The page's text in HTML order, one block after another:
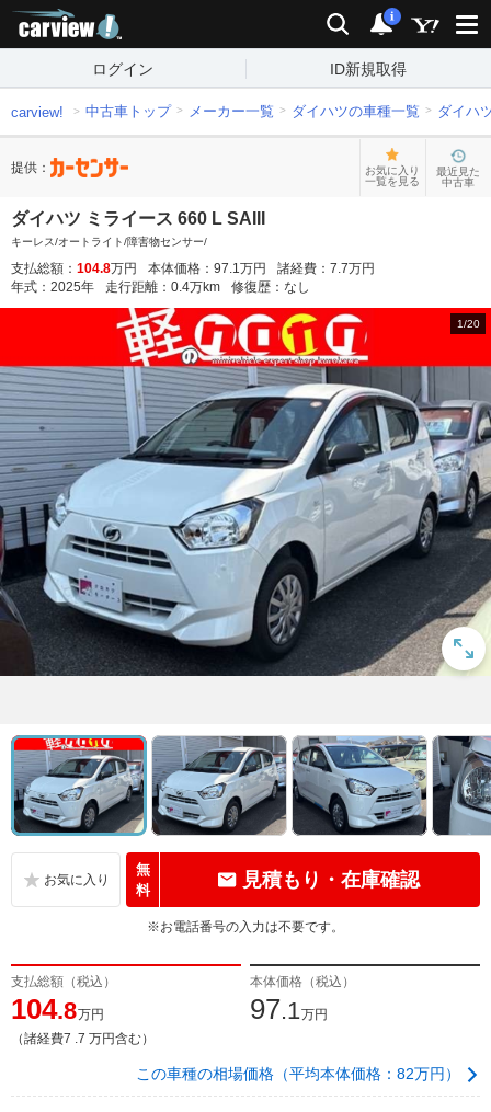
検索 通知
i
ログイン ID新規取得
carview! 中古車トップ メーカー一覧 ダイハツの車種一覧 ダイハ
提供：
お気に入り
一覧を見る
最近見た
中古車
ダイハツ ミライース 660 L SAIII
キーレス/オートライト/障害物センサー/
支払総額： 104.8万円 本体価格： 97.1万円 諸経費： 7.7万円
年式： 2025年 走行距離： 0.4万km 修復歴： なし
1/20
無
料
見積もり・在庫確認
※お電話番号の入力は不要です。
支払総額（税込）
104.8万円
（諸経費7 .7 万円含む）
本体価格（税込）
97.1万円
この車種の相場価格（平均本体価格：82万円）